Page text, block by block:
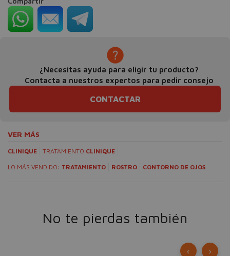
¿Necesitas ayuda para eligir tu producto?
Contacta a nuestros expertos para pedir consejo
CONTACTAR
VER MÁS
CLINIQUE TRATAMIENTO CLINIQUE
LO MÁS VENDIDO: TRATAMIENTO ROSTRO CONTORNO DE OJOS
No te pierdas también
‹ ›